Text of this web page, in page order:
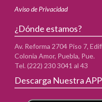
Aviso de Privacidad
¿Dónde estamos?
Av. Reforma 2704 Piso 7,
Colonia Amor, Puebla, Pue.
Tel. (222) 230 3041 al 43
Descarga Nuestra APP